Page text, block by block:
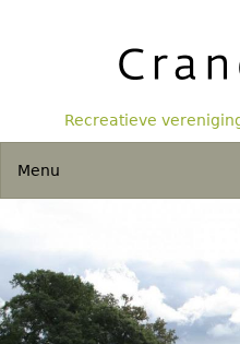
Recreatieve
Menu